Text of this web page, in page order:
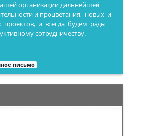
организации дальнейшей
и процветания, новых и
проектов, и всегда будем рады
сотрудничеству.
письмо